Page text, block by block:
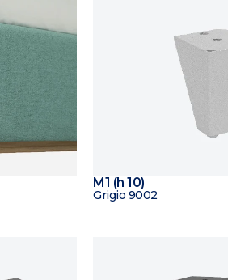
M1 (h 10)
Grigio 9002